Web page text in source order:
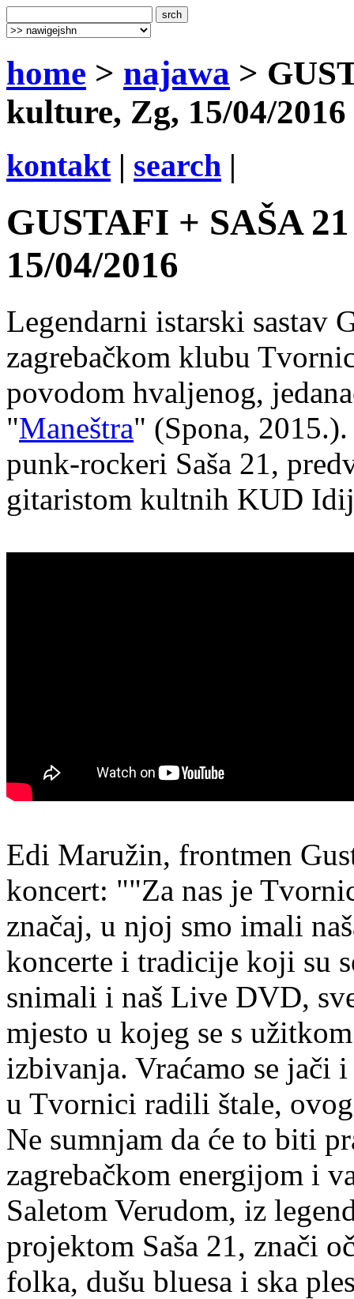
home > najawa >
kulture, Zg, 15/04/2016
kontakt| search |
GUSTAFI + SAŠA
15/04/2016
Legendarni istarski sastav
zagrebačkom klubu
povodom hvaljenog,
"Maneštra" (Spona,
punk-rockeri Saša 21,
gitaristom kultnih KUD
Edi Maružin, frontmen
koncert: ""Za nas je
značaj, u njoj smo imali
koncerte i tradicije koji su
snimali i naš Live DVD,
mjesto u kojeg se s
izbivanja. Vraćamo se jači
u Tvornici radili štale,
Ne sumnjam da će to biti
zagrebačkom energijom i
Saletom Verudom, iz
projektom Saša 21, znači
folka, dušu bluesa i ska